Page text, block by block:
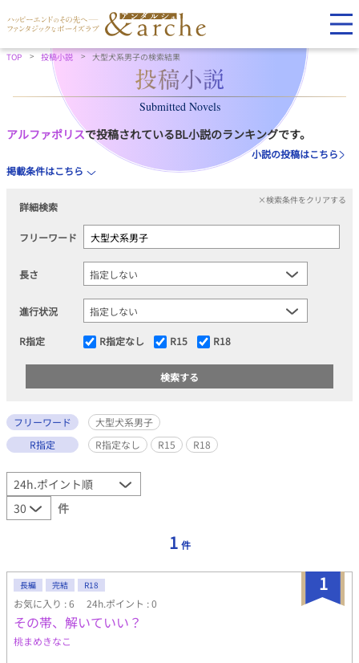
TOP 投稿小説 大型犬系男子の検索結果
Submitted Novels
アルファポリスで投稿されているBL小説のランキングです。
小説の投稿はこちら
掲載条件はこちら
詳細検索
×検索条件をクリアする
フリーワード
長さ
進行状況
R指定 R指定なし R15 R18
フリーワード
大型犬系男子
R指定
R指定なし R15 R18
件
1 件
1
長編 完結 R18
お気に入り : 6 24h.ポイント : 0
その帯、解いていい？
桃まめきなこ